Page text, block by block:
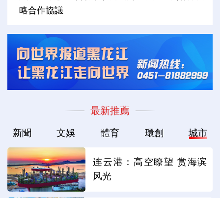
略合作協議
最新推薦
新聞 文娛 體育 環創 城市
连云港：高空瞭望 赏海滨
风光